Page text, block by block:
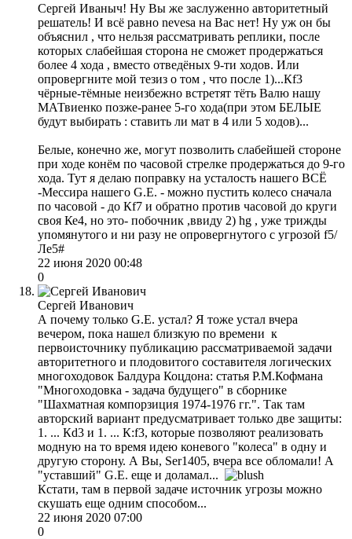
Сергей Иваныч! Ну Вы же заслуженно авторитетный
решатель! И всё равно nevesa на Вас нет! Ну уж он бы
объяснил , что нельзя рассматривать реплики, после
которых слабейшая сторона не сможет продержаться
более 4 хода , вместо отведёных 9-ти ходов. Или
опровергните мой тезиз о том , что после 1)...Кf3
чёрные-тёмные неизбежно встретят тёть Валю нашу
МАТвиенко позже-ранее 5-го хода(при этом БЕЛЫЕ
будут выбирать : ставить ли мат в 4 или 5 ходов)...
Белые, конечно же, могут позволить слабейшей стороне
при ходе конём по часовой стрелке продержаться до 9-го
хода. Тут я делаю поправку на усталость нашего ВСЁ
-Мессира нашего G.E. - можно пустить колесо сначала
по часовой - до Кf7 и обратно против часовой до круги
своя Ке4, но это- побочник ,ввиду 2) hg , уже трижды
упомянутого и ни разу не опровергнутого с угрозой f5/
Ле5#
22 июня 2020 00:48
0
Сергей Иванович
А почему только G.E. устал? Я тоже устал вчера
вечером, пока нашел близкую по времени к
первоисточнику публикацию рассматриваемой задачи
авторитетного и плодовитого составителя логических
многоходовок Балдура Коцдона: статья Р.М.Кофмана
"Многоходовка - задача будущего" в сборнике
"Шахматная компорзиция 1974-1976 гг.". Так там
авторский вариант предусматривает только две защиты:
1. ... Кd3 и 1. ... К:f3, которые позволяют реализовать
модную на то время идею коневого "колеса" в одну и
другую сторону. А Вы, Ser1405, вчера все обломали! А
"уставший" G.E. еще и доламал...
Кстати, там в первой задаче источник угрозы можно
скушать еще одним способом...
22 июня 2020 07:00
0